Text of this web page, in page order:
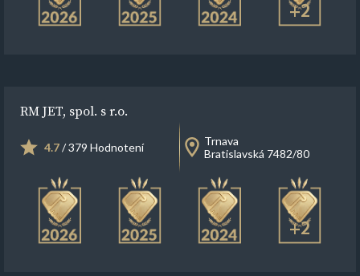
+2
RM JET, spol. s r.o.
4.7/ 379 Hodnotení
Trnava
Bratislavská 7482/80
+2